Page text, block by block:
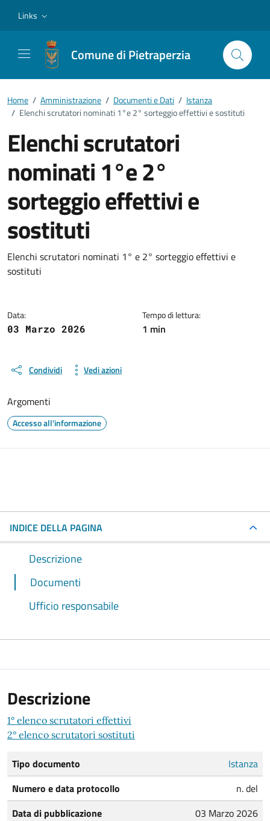
Links
Comune di Pietraperzia
Home / Amministrazione / Documenti e Dati / Istanza
/ Elenchi scrutatori nominati 1°e 2° sorteggio effettivi e sostituti
Elenchi scrutatori
nominati 1°e 2°
sorteggio effettivi e
sostituti
Dettagli del documento
Elenchi scrutatori nominati 1° e 2° sorteggio effettivi e
sostituti
Data:
03 Marzo 2026
Tempo di lettura:
1 min
Condividi Vedi azioni
Argomenti
Accesso all'informazione
INDICE DELLA PAGINA
Descrizione
Documenti
Ufficio responsabile
Descrizione
1° elenco scrutatori effettivi
2° elenco scrutatori sostituti
Tipo documento
Istanza
Numero e data protocollo
n. del
Data di pubblicazione
03 Marzo 2026